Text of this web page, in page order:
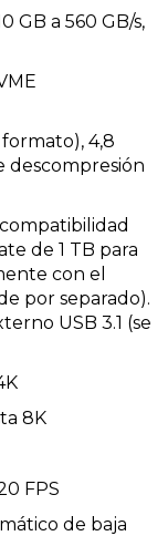
GB a 560 GB/s,
formato), 4,8
descompresión
de 1 TB para
con el
por separado).
USB 3.1 (se
8K
FPS
de baja